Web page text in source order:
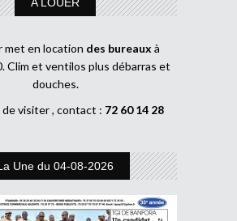
met en location des bureaux à
Clim et ventilos plus débarras et
douches.
visiter , contact : 72 60 14 28
Une du 04-08-2026